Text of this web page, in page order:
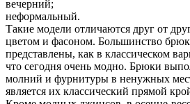
вечерний;
неформальный.
Такие модели отличаются друг от
цветом и фасоном. Большинство
представлены, как в классическом
что сегодня очень модно. Брюки
молний и фурнитуры в ненужных
является их классический прямой